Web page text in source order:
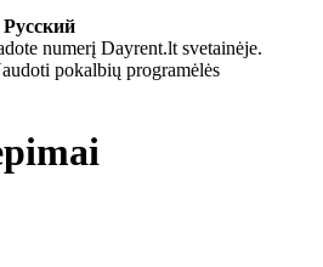
numerį Dayrent.lt svetainėje.
pokalbių programėlės